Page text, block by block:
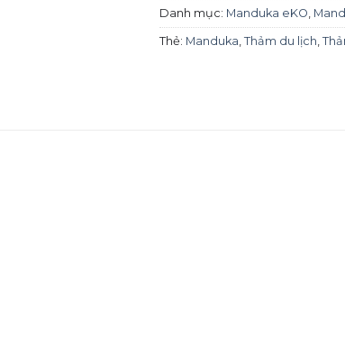
Danh mục: Manduka eKO,
Thẻ: Manduka, Thảm du lịch,